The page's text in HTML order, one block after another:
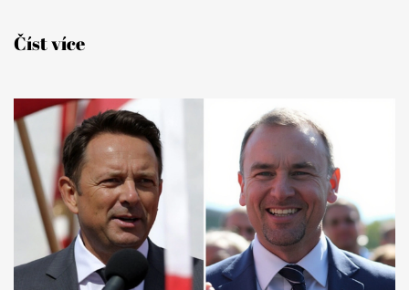
Číst více